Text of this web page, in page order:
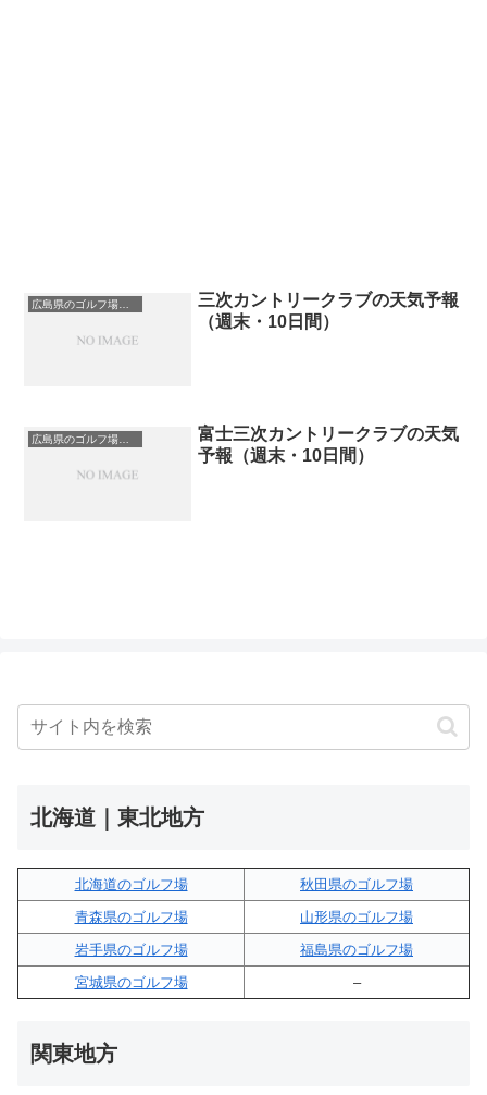
広島県のゴルフ場一覧｜距離が長い・広いゴルフ場ランキング
三次カントリークラブの天気予報
（週末・10日間）
広島県のゴルフ場一覧｜距離が長い・広いゴルフ場ランキング
富士三次カントリークラブの天気
予報（週末・10日間）
北海道｜東北地方
北海道のゴルフ場
秋田県のゴルフ場
青森県のゴルフ場
山形県のゴルフ場
岩手県のゴルフ場
福島県のゴルフ場
宮城県のゴルフ場
–
関東地方